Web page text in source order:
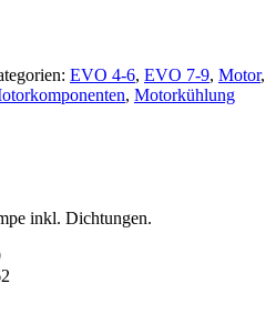
EVO 4-6, EVO 7-9, Motor,
, Motorkühlung
inkl. Dichtungen.